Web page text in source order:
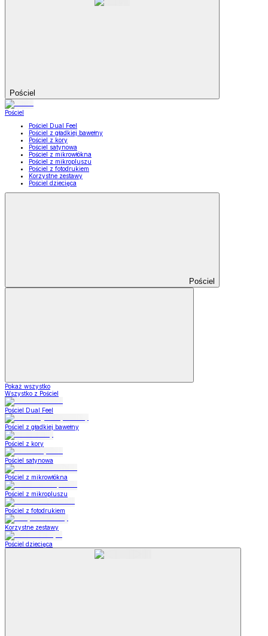
Pościel
Pościel
Pościel Dual Feel
Pościel z gładkiej bawełny
Pościel z kory
Pościel satynowa
Pościel z mikrowłókna
Pościel z mikropluszu
Pościel z fotodrukiem
Korzystne zestawy
Pościel dziecięca
Pościel
Pokaż wszystko
Wszystko z Pościel
Pościel Dual Feel
Pościel z gładkiej bawełny
Pościel z kory
Pościel satynowa
Pościel z mikrowłókna
Pościel z mikropluszu
Pościel z fotodrukiem
Korzystne zestawy
Pościel dziecięca